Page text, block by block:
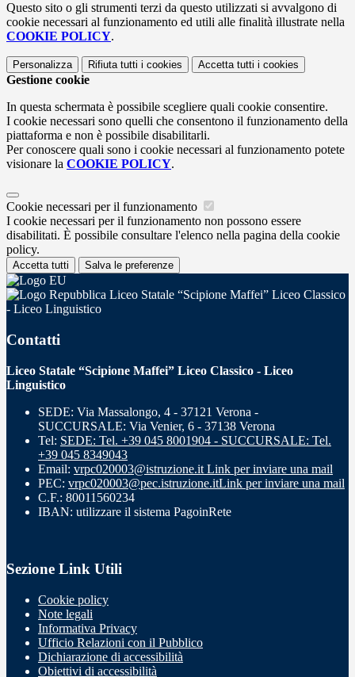
Questo sito o gli strumenti terzi da questo utilizzati si avvalgono di
cookie necessari al funzionamento ed utili alle finalità illustrate nella
COOKIE POLICY.
Personalizza Rifiuta tutti i cookies Accetta tutti i cookies
Gestione cookie
In questa schermata è possibile scegliere quali cookie consentire.
I cookie necessari sono quelli che consentono il funzionamento della
piattaforma e non è possibile disabilitarli.
Per conoscere quali sono i cookie necessari al funzionamento potete
visionare la COOKIE POLICY.
Cookie necessari per il funzionamento
I cookie necessari per il funzionamento non possono essere
disabilitati. È possibile consultare l'elenco nella pagina della cookie
policy.
Accetta tutti Salva le preferenze
Liceo Statale “Scipione Maffei” Liceo Classico
- Liceo Linguistico
Contatti
Liceo Statale “Scipione Maffei” Liceo Classico - Liceo
Linguistico
SEDE: Via Massalongo, 4 - 37121 Verona -
SUCCURSALE: Via Venier, 6 - 37138 Verona
Tel: SEDE: Tel. +39 045 8001904 - SUCCURSALE: Tel.
+39 045 8349043
Email: vrpc020003@istruzione.it Link per inviare una mail
PEC: vrpc020003@pec.istruzione.itLink per inviare una mail
C.F.: 80011560234
IBAN: utilizzare il sistema PagoinRete
Sezione Link Utili
Cookie policy
Note legali
Informativa Privacy
Ufficio Relazioni con il Pubblico
Dichiarazione di accessibilità
Obiettivi di accessibilità